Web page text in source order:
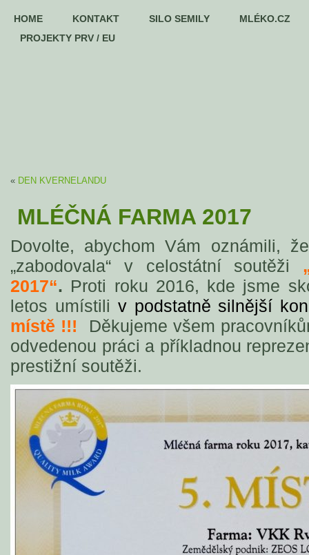
HOME KONTAKT SILO SEMILY
MLÉKO.CZ
PROJEKTY PRV / EU
« DEN KVERNELANDU
MLÉČNÁ FARMA 2017
Dovolte, abychom Vám oznámili,
„zabodovala“ v celostátní soutěži
2017“. Proti roku 2016, kde jsme
letos umístili v podstatně silnější
místě !!! Děkujeme všem
odvedenou práci a příkladnou
prestižní soutěži.